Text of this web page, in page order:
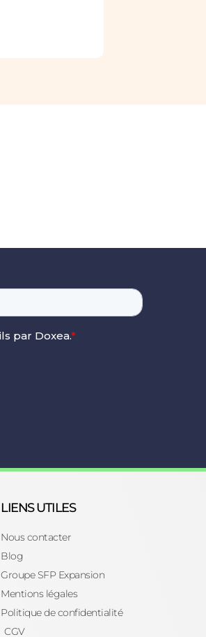
LIENS UTILES
Nous contacter
Blog
Groupe SFP Expansion
Mentions légales
Politique de confidentialité
CGV